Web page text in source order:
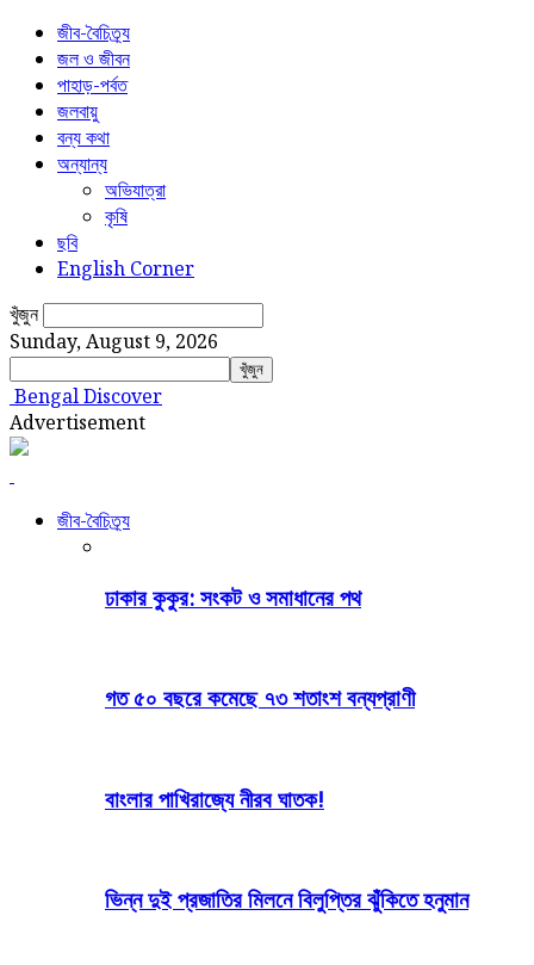
জীব-বৈচিত্র্য
জল ও জীবন
পাহাড়-পর্বত
জলবায়ু
বন্য কথা
অন্যান্য
অভিযাত্রা
কৃষি
ছবি
English Corner
খুঁজুন
Sunday, August 9, 2026
Bengal Discover
Advertisement
জীব-বৈচিত্র্য
ঢাকার কুকুর: সংকট ও সমাধানের পথ
গত ৫০ বছরে কমেছে ৭৩ শতাংশ বন্যপ্রাণী
বাংলার পাখিরাজ্যে নীরব ঘাতক!
ভিন্ন দুই প্রজাতির মিলনে বিলুপ্তির ঝুঁকিতে হনুমান